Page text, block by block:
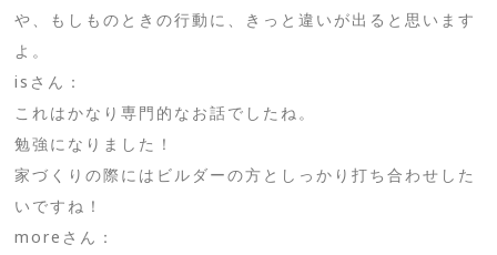
や、もしものときの行動に、きっと違いが出ると思います
よ。
isさん：
これはかなり専門的なお話でしたね。
勉強になりました！
家づくりの際にはビルダーの方としっかり打ち合わせした
いですね！
moreさん：